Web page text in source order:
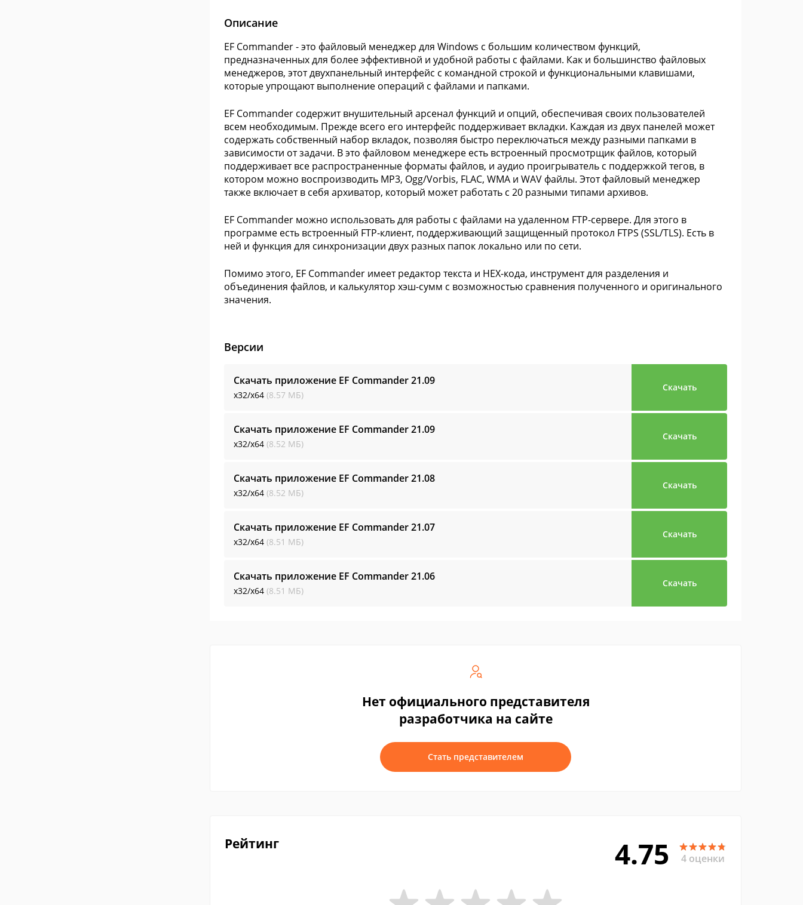
Описание
EF Commander - это файловый менеджер для Windows с большим количеством функций,
предназначенных для более эффективной и удобной работы с файлами. Как и большинство файловых
менеджеров, этот двухпанельный интерфейс с командной строкой и функциональными клавишами,
которые упрощают выполнение операций с файлами и папками.
EF Commander содержит внушительный арсенал функций и опций, обеспечивая своих пользователей
всем необходимым. Прежде всего его интерфейс поддерживает вкладки. Каждая из двух панелей может
содержать собственный набор вкладок, позволяя быстро переключаться между разными папками в
зависимости от задачи. В это файловом менеджере есть встроенный просмотрщик файлов, который
поддерживает все распространенные форматы файлов, и аудио проигрыватель с поддержкой тегов, в
котором можно воспроизводить MP3, Ogg/Vorbis, FLAC, WMA и WAV файлы. Этот файловый менеджер
также включает в себя архиватор, который может работать с 20 разными типами архивов.
EF Commander можно использовать для работы с файлами на удаленном FTP-сервере. Для этого в
программе есть встроенный FTP-клиент, поддерживающий защищенный протокол FTPS (SSL/TLS). Есть в
ней и функция для синхронизации двух разных папок локально или по сети.
Помимо этого, EF Commander имеет редактор текста и HEX-кода, инструмент для разделения и
объединения файлов, и калькулятор хэш-сумм c возможностью сравнения полученного и оригинального
значения.
Версии
Скачать приложение EF Commander21.09
x32/x64 (8.57 МБ)
Скачать
Скачать приложение EF Commander21.09
x32/x64 (8.52 МБ)
Скачать
Скачать приложение EF Commander21.08
x32/x64 (8.52 МБ)
Скачать
Скачать приложение EF Commander21.07
x32/x64 (8.51 МБ)
Скачать
Скачать приложение EF Commander21.06
x32/x64 (8.51 МБ)
Скачать
Нет официального представителя
разработчика на сайте
Стать представителем
Рейтинг 4.75 4 оценки